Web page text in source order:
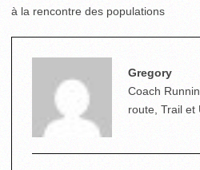
à la rencontre des populations
Gregory
Coach
route, Trail et